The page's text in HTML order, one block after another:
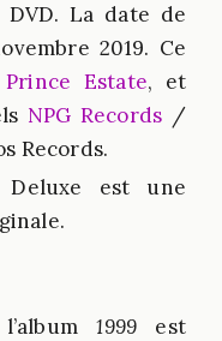
La date de
2019. Ce
Prince Estate, et
NPG Records /
Records.
est une
1999 est